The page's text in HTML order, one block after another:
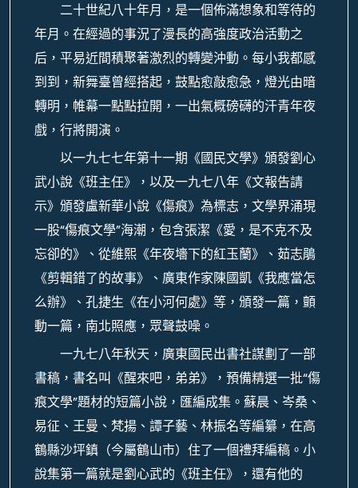
二十世紀八十年月，是一個佈滿想象和等待的
年月。在經過的事況了漫長的高強度政治活動之
后，平易近間積聚著激烈的轉變沖動。每小我都感
到到，新舞臺曾經搭起，鼓點愈敲愈急，燈光由暗
轉明，帷幕一點點拉開，一出氣概磅礴的汗青年夜
戲，行將開演。
以一九七七年第十一期《國民文學》頒發劉心
武小說《班主任》，以及一九七八年《文報告請
示》頒發盧新華小說《傷痕》為標志，文學界涌現
一股“傷痕文學”海潮，包含張潔《愛，是不克不及
忘卻的》、從維熙《年夜墻下的紅玉蘭》、茹志鵑
《剪輯錯了的故事》、廣東作家陳國凱《我應當怎
么辦》、孔捷生《在小河何處》等，頒發一篇，顫
動一篇，南北照應，眾聲鼓噪。
一九七八年秋天，廣東國民出書社謀劃了一部
書稿，書名叫《醒來吧，弟弟》，預備精選一批“傷
痕文學”題材的短篇小說，匯編成集。蘇晨、岑桑、
易征、王曼、梵揚、譚子藝、林振名等編纂，在高
鶴縣沙坪鎮（今屬鶴山市）住了一個禮拜編稿。小
說集第一篇就是劉心武的《班主任》，還有他的